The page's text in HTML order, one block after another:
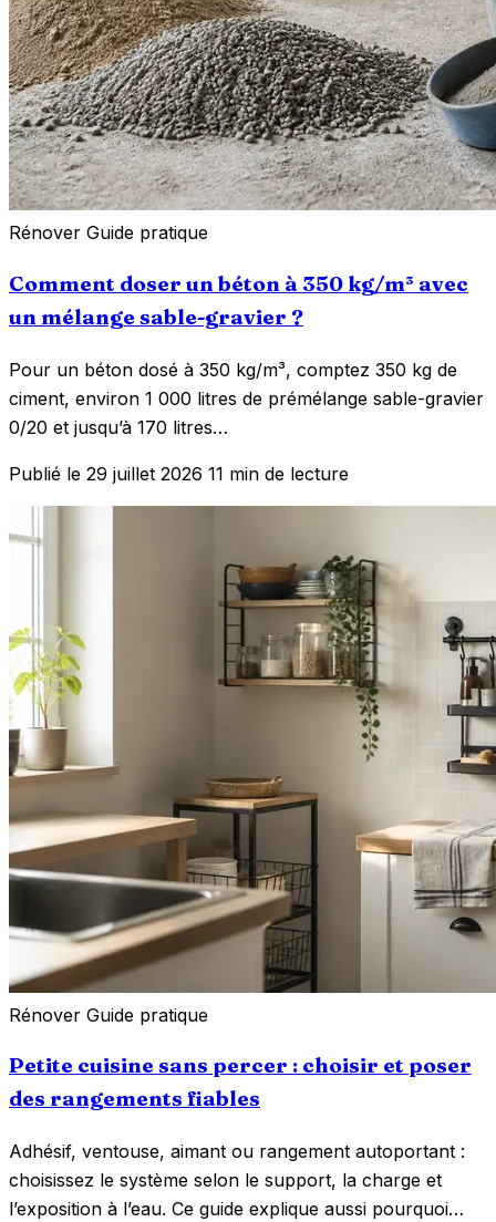
Rénover Guide pratique
Comment doser un béton à 350 kg/m³ avec
un mélange sable-gravier ?
Pour un béton dosé à 350 kg/m³, comptez 350 kg de
ciment, environ 1 000 litres de prémélange sable-gravier
0/20 et jusqu’à 170 litres…
Publié le 29 juillet 2026 11 min de lecture
Rénover Guide pratique
Petite cuisine sans percer : choisir et poser
des rangements fiables
Adhésif, ventouse, aimant ou rangement autoportant :
choisissez le système selon le support, la charge et
l’exposition à l’eau. Ce guide explique aussi pourquoi…